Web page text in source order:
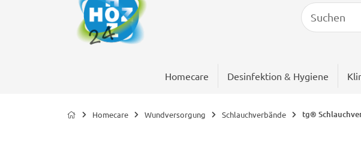
Homecare Desinfektion & Hygiene
Homecare Wundversorgung Schlauchverbände tg®